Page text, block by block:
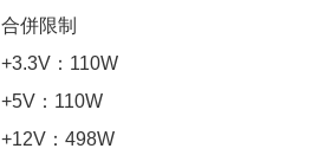
合併限制
+3.3V：110W
+5V：110W
+12V：498W